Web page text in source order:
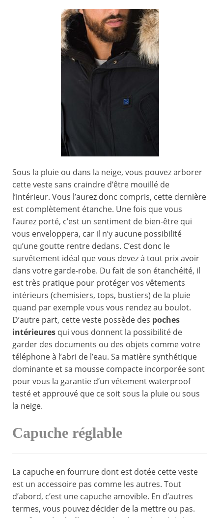
Sous la pluie ou dans la neige, vous pouvez arborer
cette veste sans craindre d’être mouillé de
l’intérieur. Vous l’aurez donc compris, cette dernière
est complètement étanche. Une fois que vous
l’aurez porté, c’est un sentiment de bien-être qui
vous enveloppera, car il n’y aucune possibilité
qu’une goutte rentre dedans. C’est donc le
survêtement idéal que vous devez à tout prix avoir
dans votre garde-robe. Du fait de son étanchéité, il
est très pratique pour protéger vos vêtements
intérieurs (chemisiers, tops, bustiers) de la pluie
quand par exemple vous vous rendez au boulot.
D’autre part, cette veste possède des poches
intérieures qui vous donnent la possibilité de
garder des documents ou des objets comme votre
téléphone à l’abri de l’eau. Sa matière synthétique
dominante et sa mousse compacte incorporée sont
pour vous la garantie d’un vêtement waterproof
testé et approuvé que ce soit sous la pluie ou sous
la neige.
Capuche réglable
La capuche en fourrure dont est dotée cette veste
est un accessoire pas comme les autres. Tout
d’abord, c’est une capuche amovible. En d’autres
termes, vous pouvez décider de la mettre ou pas.